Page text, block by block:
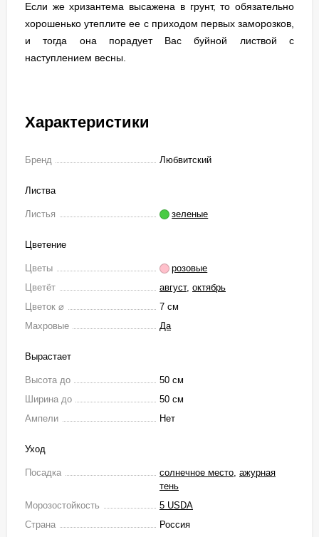
Если же хризантема высажена в грунт, то обязательно
хорошенько утеплите ее с приходом первых заморозков,
и тогда она порадует Вас буйной листвой с
наступлением весны.
Характеристики
Бренд Любвитский
Листва
Листья зеленые
Цветение
Цветы
розовые
Цветёт
август, октябрь
Цветок ⌀
7 см
Махровые
Да
Вырастает
Высота до
50 см
Ширина до
50 см
Ампели
Нет
Уход
Посадка солнечное место, ажурная
тень
Морозостойкость
5 USDA
Страна
Россия